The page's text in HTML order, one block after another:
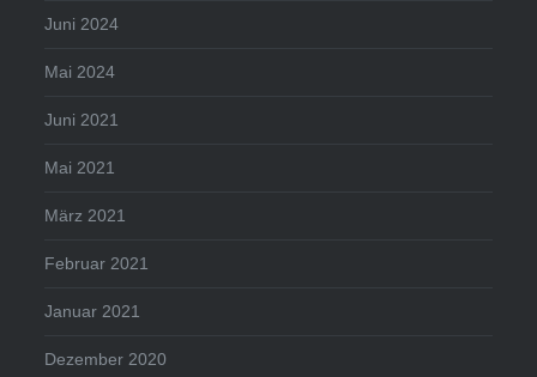
Juni 2024
Mai 2024
Juni 2021
Mai 2021
März 2021
Februar 2021
Januar 2021
Dezember 2020